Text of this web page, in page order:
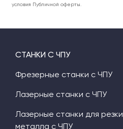
условия Публичной оферты.
СТАНКИ С ЧПУ
Фрезерные станки с ЧПУ
Лазерные станки с ЧПУ
Лазерные станки для резки
металла с ЧПУ